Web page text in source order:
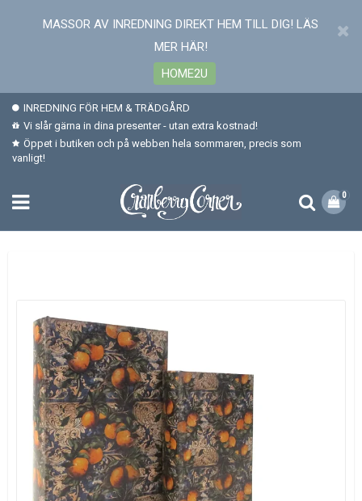
MASSOR AV INREDNING DIREKT HEM TILL DIG! LÄS
MER HÄR!
HOME2U
INREDNING FÖR HEM & TRÄDGÅRD
Vi slår gärna in dina presenter - utan extra kostnad!
Öppet i butiken och på webben hela sommaren, precis som
vanligt!
0